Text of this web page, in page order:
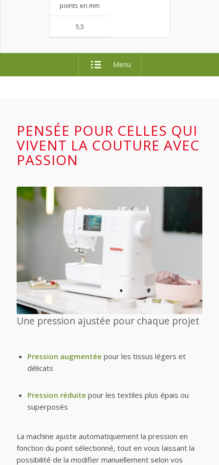
points en mm
5,5
Menu
PENSÉE POUR CELLES QUI
VIVENT LA COUTURE AVEC
PASSION
Une pression ajustée pour chaque projet
Pression augmentée pour les tissus légers et
délicats
Pression réduite pour les textiles plus épais ou
superposés
La machine ajuste automatiquement la pression en
fonction du point sélectionné, tout en vous laissant la
possibilité de la modifier manuellement selon vos